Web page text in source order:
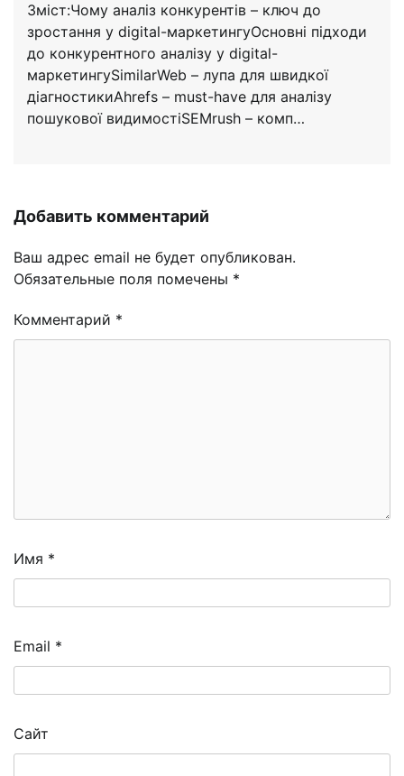
Зміст:Чому аналіз конкурентів – ключ до
зростання у digital-маркетингуОсновні підходи
до конкурентного аналізу у digital-
маркетингуSimilarWeb – лупа для швидкої
діагностикиAhrefs – must-have для аналізу
пошукової видимостіSEMrush – комп…
Добавить комментарий
Ваш адрес email не будет опубликован.
Обязательные поля помечены *
Комментарий *
Имя *
Email *
Сайт